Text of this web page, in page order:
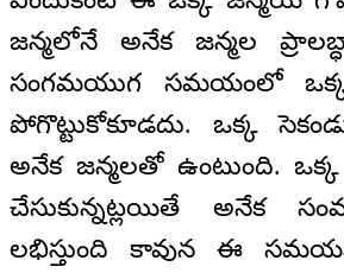
జన్మలోనే అనేక జన్మల
సంగమయుగ సమయంలో
పోగొట్టుకోకూడదు. ఒక్క
అనేక జన్మలతో ఉంటుంది.
చేసుకున్నట్లయితే అనేక
లభిస్తుంది కావున ఈ